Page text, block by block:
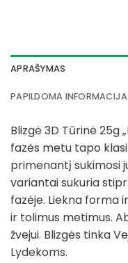
APRAŠYMAS
PAPILDOMA INFORMACIJA
Blizgė 3D Tūrinė 25g
fazės metu tapo
primenantį sukimosi
variantai sukuria
fazėje. Liekna forma
ir tolimus metimus.
žvejui. Blizgės tinka
Lydekoms.